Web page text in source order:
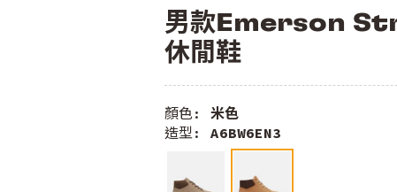
男款Emerson
休閒鞋
顏色: 米色
造型: A6BW6EN3